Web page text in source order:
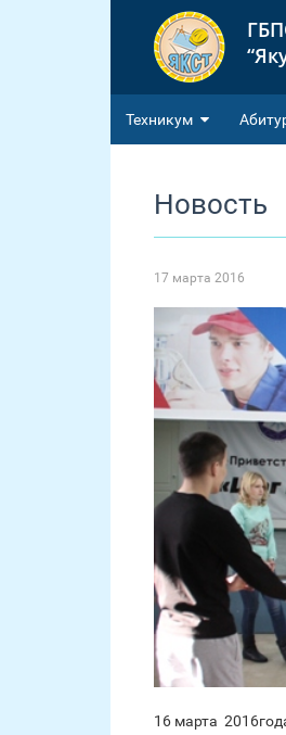
Техникум
Новость
17 марта 2016
16 марта